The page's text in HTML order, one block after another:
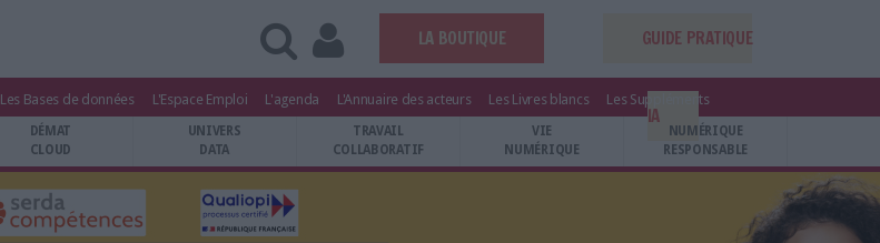
LA BOUTIQUE GUIDE PRATIQUE
IA
Les Bases de données L'Espace Emploi L'agenda L'Annuaire des acteurs Les Livres blancs Les Suppléments
DÉMAT
CLOUD
UNIVERS
DATA
TRAVAIL
COLLABORATIF
VIE
NUMÉRIQUE
NUMÉRIQUE
RESPONSABLE